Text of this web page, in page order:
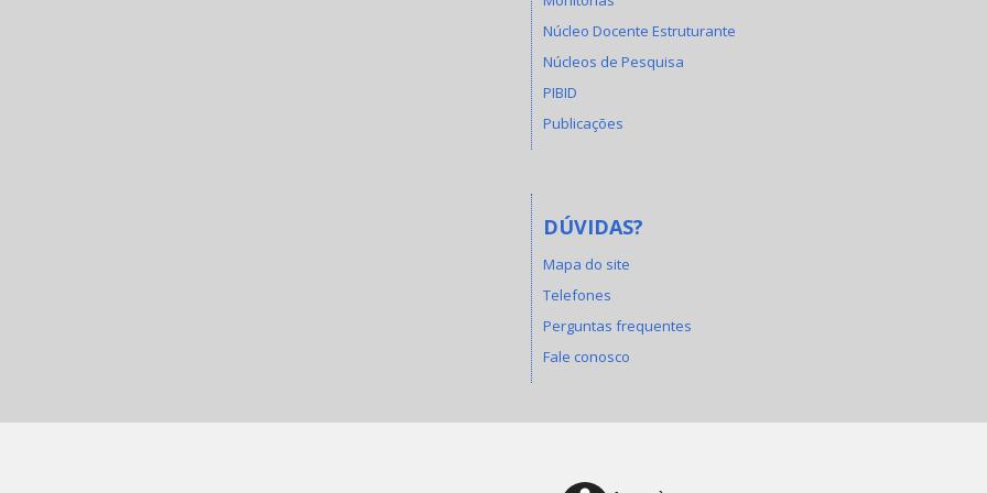
Núcleo Docente Estruturante
Núcleos de Pesquisa
PIBID
Publicações
DÚVIDAS?
Mapa do site
Telefones
Perguntas frequentes
Fale conosco